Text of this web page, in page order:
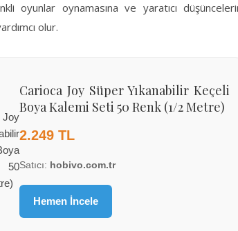
oyunlar oynamasına ve yaratıcı
olur.
Carioca Joy Süper Yıkanabilir Keçeli
Boya Kalemi Seti 50 Renk (1/2 Metre)
2.249 TL
Satıcı: hobivo.com.tr
Hemen İncele